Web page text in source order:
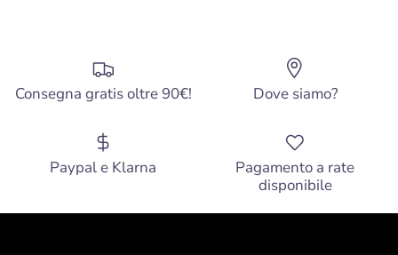
Consegna gratis oltre 90€! Dove siamo?
Paypal e Klarna
Pagamento a rate
disponibile